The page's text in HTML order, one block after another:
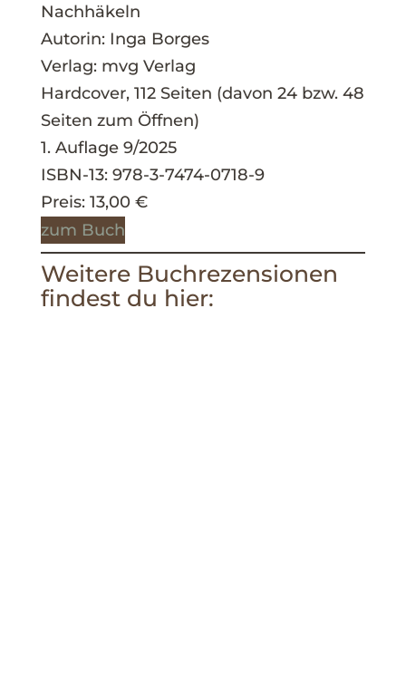
Nachhäkeln
Autorin: Inga Borges
Verlag: mvg Verlag
Hardcover, 112 Seiten (davon 24 bzw. 48
Seiten zum Öffnen)
1. Auflage 9/2025
ISBN-13: 978-3-7474-0718-9
Preis: 13,00 €
zum Buch
Weitere Buchrezensionen
findest du hier: